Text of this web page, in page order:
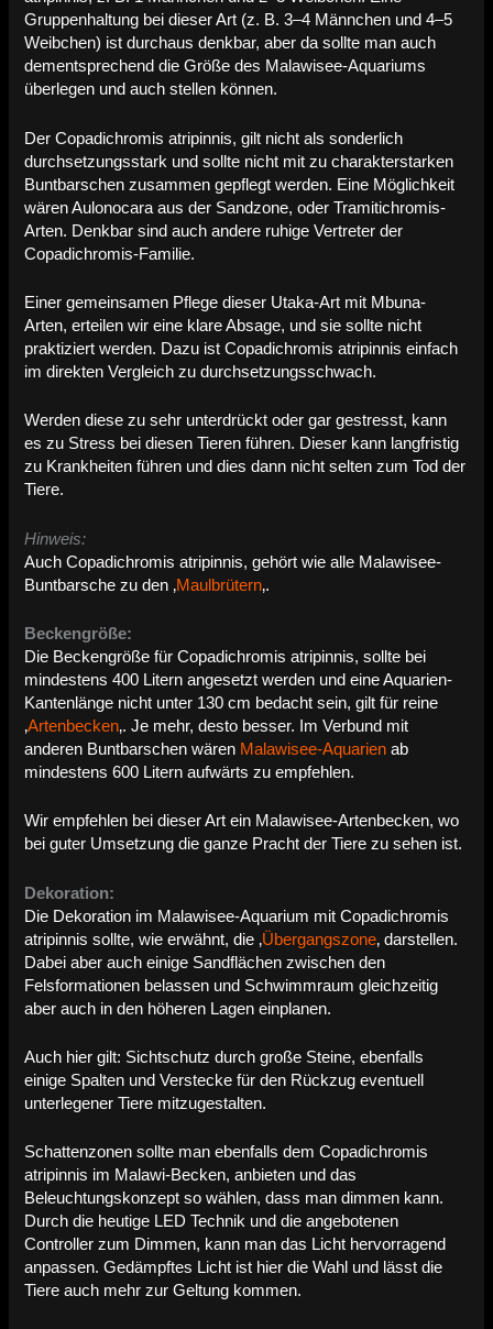
Gruppenhaltung bei dieser Art (z. B. 3–4 Männchen und 4–5
Weibchen) ist durchaus denkbar, aber da sollte man auch
dementsprechend die Größe des Malawisee-Aquariums
überlegen und auch stellen können.
Der Copadichromis atripinnis, gilt nicht als sonderlich
durchsetzungsstark und sollte nicht mit zu charakterstarken
Buntbarschen zusammen gepflegt werden. Eine Möglichkeit
wären Aulonocara aus der Sandzone, oder Tramitichromis-
Arten. Denkbar sind auch andere ruhige Vertreter der
Copadichromis-Familie.
Einer gemeinsamen Pflege dieser Utaka-Art mit Mbuna-
Arten, erteilen wir eine klare Absage, und sie sollte nicht
praktiziert werden. Dazu ist Copadichromis atripinnis einfach
im direkten Vergleich zu durchsetzungsschwach.
Werden diese zu sehr unterdrückt oder gar gestresst, kann
es zu Stress bei diesen Tieren führen. Dieser kann langfristig
zu Krankheiten führen und dies dann nicht selten zum Tod der
Tiere.
Hinweis:
Auch Copadichromis atripinnis, gehört wie alle Malawisee-
Buntbarsche zu den ‚Maulbrütern‚.
Beckengröße:
Die Beckengröße für Copadichromis atripinnis, sollte bei
mindestens 400 Litern angesetzt werden und eine Aquarien-
Kantenlänge nicht unter 130 cm bedacht sein, gilt für reine
‚Artenbecken‚. Je mehr, desto besser. Im Verbund mit
anderen Buntbarschen wären Malawisee-Aquarien ab
mindestens 600 Litern aufwärts zu empfehlen.
Wir empfehlen bei dieser Art ein Malawisee-Artenbecken, wo
bei guter Umsetzung die ganze Pracht der Tiere zu sehen ist.
Dekoration:
Die Dekoration im Malawisee-Aquarium mit Copadichromis
atripinnis sollte, wie erwähnt, die ‚Übergangszone‚ darstellen.
Dabei aber auch einige Sandflächen zwischen den
Felsformationen belassen und Schwimmraum gleichzeitig
aber auch in den höheren Lagen einplanen.
Auch hier gilt: Sichtschutz durch große Steine, ebenfalls
einige Spalten und Verstecke für den Rückzug eventuell
unterlegener Tiere mitzugestalten.
Schattenzonen sollte man ebenfalls dem Copadichromis
atripinnis im Malawi-Becken, anbieten und das
Beleuchtungskonzept so wählen, dass man dimmen kann.
Durch die heutige LED Technik und die angebotenen
Controller zum Dimmen, kann man das Licht hervorragend
anpassen. Gedämpftes Licht ist hier die Wahl und lässt die
Tiere auch mehr zur Geltung kommen.